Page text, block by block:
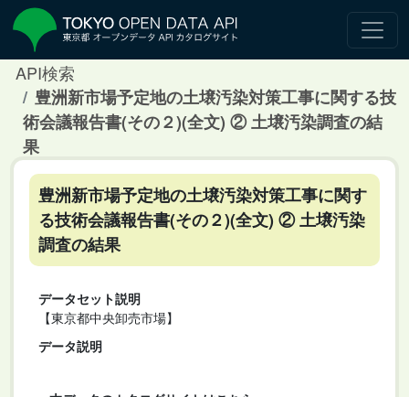
API検索
豊洲新市場予定地の土壌汚染対策工事に関する技
術会議報告書(その２)(全文) ② 土壌汚染調査の結
果
豊洲新市場予定地の土壌汚染対策工事に関す
る技術会議報告書(その２)(全文) ② 土壌汚染
調査の結果
データセット説明
【東京都中央卸売市場】
データ説明